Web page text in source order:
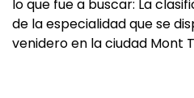
lo que fue a buscar: La
de la especialidad que se
venidero en la ciudad Mont